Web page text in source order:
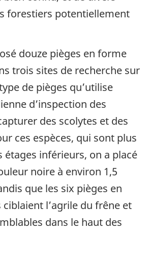
forestiers potentiellement
douze pièges en forme
trois sites de recherche sur
de pièges qu’utilise
d’inspection des
des scolytes et des
ces espèces, qui sont plus
étages inférieurs, on a placé
noire à environ 1,5
que les six pièges en
l’agrile du frêne et
dans le haut des